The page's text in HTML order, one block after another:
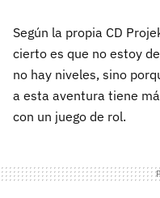
Según la propia CD
cierto es que no estoy
no hay niveles, sino
a esta aventura tiene
con un juego de rol.